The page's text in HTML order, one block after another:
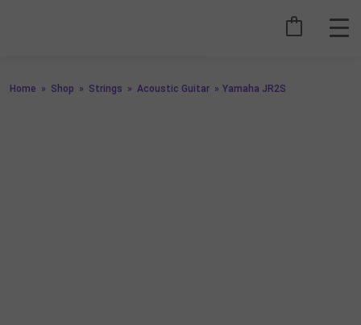
Home » Shop » Strings » Acoustic Guitar » Yamaha JR2S